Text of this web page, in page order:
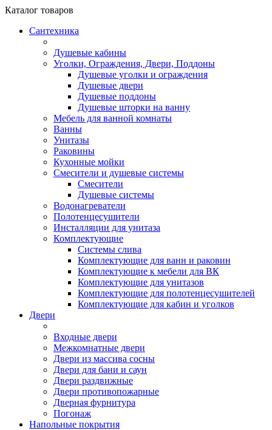
Каталог товаров
Сантехника
Душевые кабины
Уголки, Ограждения, Двери, Поддоны
Душевые уголки и ограждения
Душевые двери
Душевые поддоны
Душевые шторки на ванну
Мебель для ванной комнаты
Ванны
Унитазы
Раковины
Кухонные мойки
Смесители и душевые системы
Смесители
Душевые системы
Водонагреватели
Полотенцесушители
Инсталляции для унитаза
Комплектующие
Системы слива
Комплектующие для ванн и раковин
Комплектующие к мебели для ВК
Комплектующие для унитазов
Комплектующие для полотенцесушителей
Комплектующие для кабин и уголков
Двери
Входные двери
Межкомнатные двери
Двери из массива сосны
Двери для бани и саун
Двери раздвижные
Двери противопожарные
Дверная фурнитура
Погонаж
Напольные покрытия